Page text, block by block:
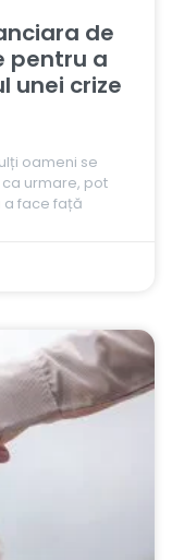
de
pentru a
unei crize
oameni se
urmare, pot
a face față